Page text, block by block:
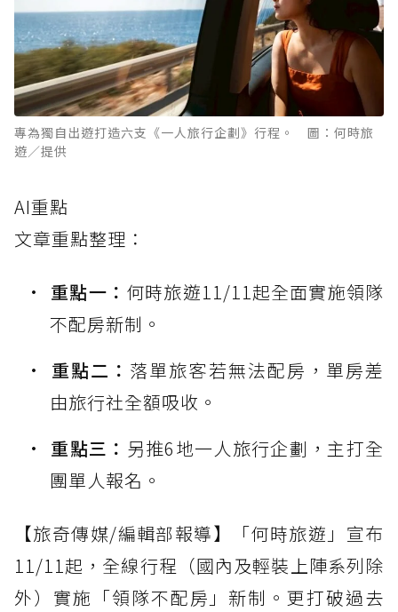
專為獨自出遊打造六支《一人旅行企劃》行程。 圖：何時旅
遊／提供
AI重點
文章重點整理：
重點一： 何時旅遊11/11起全面實施領隊
不配房新制。
重點二： 落單旅客若無法配房，單房差
由旅行社全額吸收。
重點三： 另推6地一人旅行企劃，主打全
團單人報名。
【旅奇傳媒/編輯部報導】「何時旅遊」宣布
11/11起，全線行程（國內及輕裝上陣系列除
外）實施「領隊不配房」新制。更打破過去